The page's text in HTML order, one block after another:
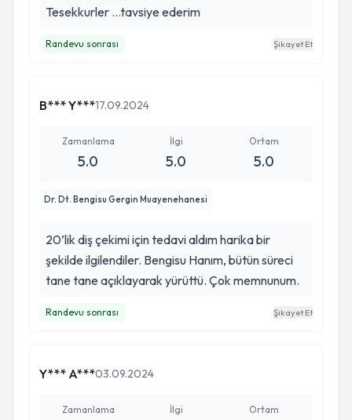
Tesekkurler ...tavsiye ederim
Randevu sonrası Şikayet Et
B*** Y***17.09.2024
Zamanlama
5.0
İlgi
5.0
Ortam
5.0
Dr. Dt. Bengisu Gergin Muayenehanesi
20’lik diş çekimi için tedavi aldım harika bir
şekilde ilgilendiler. Bengisu Hanım, bütün süreci
tane tane açıklayarak yürüttü. Çok memnunum.
Randevu sonrası Şikayet Et
Y*** A***03.09.2024
Zamanlama İlgi Ortam